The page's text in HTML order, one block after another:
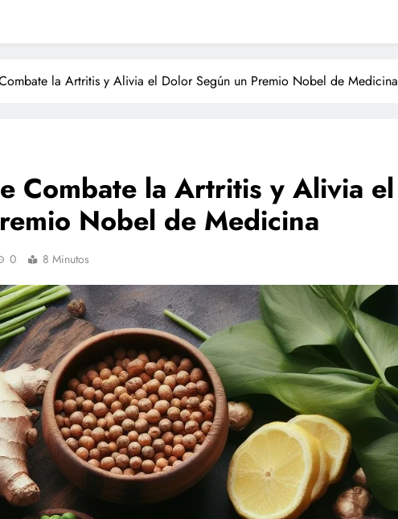
la Artritis y Alivia el Dolor Según un Premio Nobel de Medicina
Combate la Artritis y Alivia el
Nobel de Medicina
0 8 Minutos